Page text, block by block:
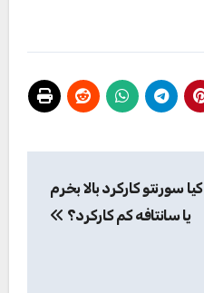
کیا سورنتو کارکرد بالا بخرم
یا سانتافه کم ‌کارکرد؟